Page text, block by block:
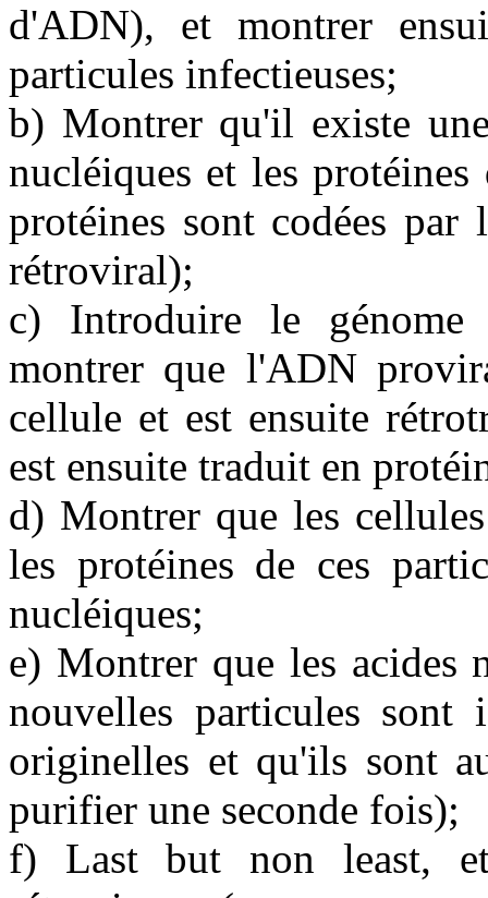
d'ADN), et montrer
particules infectieuses;
b) Montrer qu'il existe
nucléiques et les
protéines sont codées par
rétroviral);
c) Introduire le
montrer que l'ADN
cellule et est ensuite
est ensuite traduit en
d) Montrer que les
les protéines de ces
nucléiques;
e) Montrer que les acides
nouvelles particules sont
originelles et qu'ils sont
purifier une seconde fois);
f) Last but non least,